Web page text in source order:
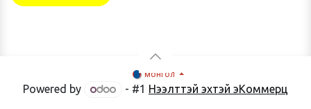
монгол
Powered by - #1 Нээлттэй эхтэй эКоммерц